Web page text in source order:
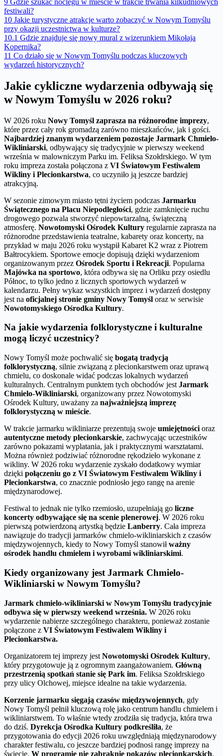
festiwali?
10 Jakie turystyczne atrakcje warto zobaczyć w Nowym Tomyślu
przy okazji uczestnictwa w kulturze?
10.1 Gdzie znajduje się nowy mural z wizerunkiem Mikołaja
Kopernika?
11 Co działo się w Nowym Tomyślu podczas kluczowych
wydarzeń historycznych?
Jakie cykliczne wydarzenia odbywają się
w Nowym Tomyślu w 2026 roku?
W 2026 roku Nowy Tomyśl zaprasza na różnorodne imprezy,
które przez cały rok gromadzą zarówno mieszkańców, jak i gości.
Najbardziej znanym wydarzeniem pozostaje Jarmark Chmielo-
Wikliniarski, odbywający się tradycyjnie w pierwszy weekend
września w malowniczym Parku im. Feliksa Szołdrskiego. W tym
roku impreza została połączona z VI Światowym Festiwalem
Wikliny i Plecionkarstwa, co uczyniło ją jeszcze bardziej
atrakcyjną.
W sezonie zimowym miasto tętni życiem podczas Jarmarku
Świątecznego na Placu Niepodległości, gdzie zamknięcie ruchu
drogowego pozwala stworzyć niepowtarzalną, świąteczną
atmosferę. Nowotomyski Ośrodek Kultury regularnie zaprasza na
różnorodne przedstawienia teatralne, kabarety oraz koncerty, na
przykład w maju 2026 roku wystąpił Kabaret K2 wraz z Piotrem
Bałtrocykiem. Sportowe emocje dopisują dzięki wydarzeniom
organizowanym przez Ośrodek Sportu i Rekreacji. Popularna
Majówka na sportowo, która odbywa się na Orliku przy osiedlu
Północ, to tylko jedno z licznych sportowych wydarzeń w
kalendarzu. Pełny wykaz wszystkich imprez i wydarzeń dostępny
jest na oficjalnej stronie gminy Nowy Tomyśl oraz w serwisie
Nowotomyskiego Ośrodka Kultury.
Na jakie wydarzenia folklorystyczne i kulturalne
mogą liczyć uczestnicy?
Nowy Tomyśl może pochwalić się bogatą tradycją
folklorystyczną, silnie związaną z plecionkarstwem oraz uprawą
chmielu, co doskonale widać podczas lokalnych wydarzeń
kulturalnych. Centralnym punktem tych obchodów jest Jarmark
Chmielo-Wikliniarski, organizowany przez Nowotomyski
Ośrodek Kultury, uważany za najważniejszą imprezę
folklorystyczną w mieście.
W trakcie jarmarku wikliniarze prezentują swoje umiejętności oraz
autentyczne metody plecionkarskie, zachwycając uczestników
zarówno pokazami wyplatania, jak i praktycznymi warsztatami.
Można również podziwiać różnorodne rękodzieło wykonane z
wikliny. W 2026 roku wydarzenie zyskało dodatkowy wymiar
dzięki połączeniu go z VI Światowym Festiwalem Wikliny i
Plecionkarstwa, co znacznie podniosło jego rangę na arenie
międzynarodowej.
Festiwal to jednak nie tylko rzemiosło, uzupełniają go liczne
koncerty odbywające się na scenie plenerowej. W 2026 roku
pierwszą potwierdzoną artystką będzie Lanberry. Cała impreza
nawiązuje do tradycji jarmarków chmielo-wikliniarskich z czasów
międzywojennych, kiedy to Nowy Tomyśl stanowiłważny
ośrodek handlu chmielem i wyrobami wikliniarskimi.
Kiedy organizowany jest Jarmark Chmielo-
Wikliniarski w Nowym Tomyślu?
Jarmark chmielo-wikliniarski w Nowym Tomyślu tradycyjnie
odbywa się w pierwszy weekend września. W 2026 roku
wydarzenie nabierze szczególnego charakteru, ponieważ zostanie
połączone z VI Światowym Festiwalem Wikliny i
Plecionkarstwa.
Organizatorem tej imprezy jest Nowotomyski Ośrodek Kultury,
który przygotowuje ją z ogromnym zaangażowaniem. Główną
przestrzenią spotkań stanie się Park im. Feliksa Szołdrskiego
przy ulicy Olchowej, miejsce idealne na takie wydarzenia.
Korzenie jarmarku sięgają czasów międzywojennych, gdy
Nowy Tomyśl pełnił kluczową rolę jako centrum handlu chmielem i
wikliniarstwem. To właśnie wtedy zrodziła się tradycja, która trwa
do dziś. Dyrekcja Ośrodka Kultury podkreśliła, że
przygotowania do edycji 2026 roku uwzględniają międzynarodowy
charakter festiwalu, co jeszcze bardziej podnosi rangę imprezy na
świecie. W programie nie zabraknie pokazów plecionkarskich,